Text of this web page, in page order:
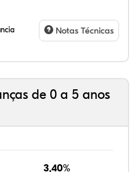
Notas Técnicas
de 0 a 5 anos
3,40%
3,40%